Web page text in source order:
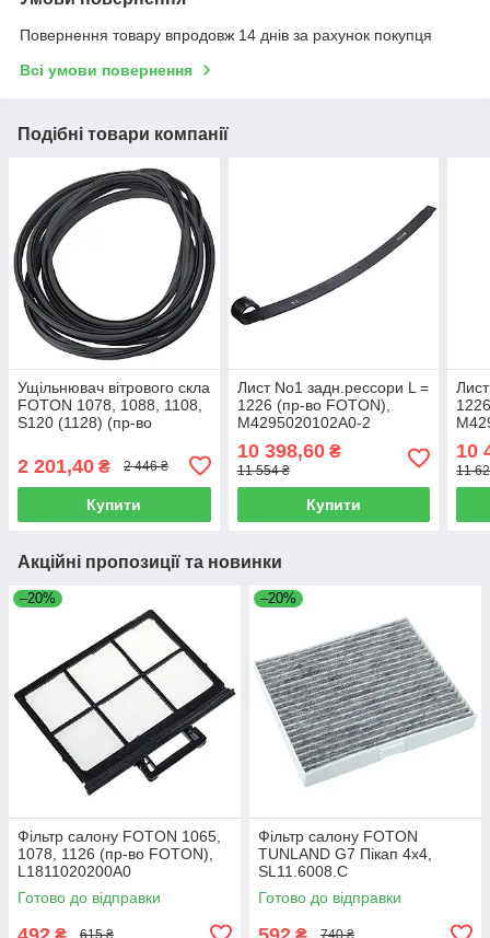
Повернення товару впродовж 14 днів за рахунок покупця
Всі умови повернення
Подібні товари компанії
Ущільнювач вітрового скла
FOTON 1078, 1088, 1108,
S120 (1128) (пр-во
2 201,40 ₴ 2 446 ₴
Купити
Лист No1 задн.рессори L =
1226 (пр-во FOTON),
M4295020102A0-2
10 398,60₴
11 554 ₴
Купити
10
11
Акційні пропозиції та новинки
–20%
Фільтр салону FOTON 1065,
1078, 1126 (пр-во FOTON),
L1811020200A0
Готово до відправки
–20%
Фільтр салону FOTON
TUNLAND G7 Пікап 4х4,
SL11.6008.C
Готово до відправки